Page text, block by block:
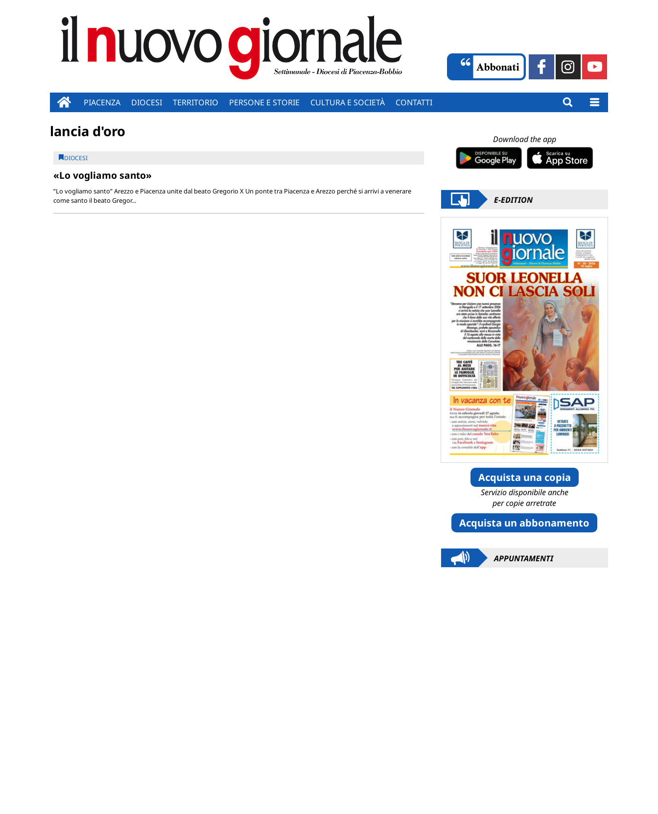
PIACENZA DIOCESI TERRITORIO PERSONE E STORIE CULTURA E SOCIETÀ CONTATTI
lancia d'oro
DIOCESI
«Lo vogliamo santo»
“Lo vogliamo santo” Arezzo e Piacenza unite dal beato Gregorio X Un ponte tra Piacenza e Arezzo perché si arrivi a venerare
come santo il beato Gregor...
Download the app
E-EDITION
Acquista una copia
Servizio disponibile anche
per copie arretrate
Acquista un abbonamento
APPUNTAMENTI